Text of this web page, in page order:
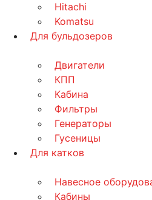
Hitachi
Komatsu
Для бульдозеров
Двигатели
КПП
Кабина
Фильтры
Генераторы
Гусеницы
Для катков
Навесное
Кабины